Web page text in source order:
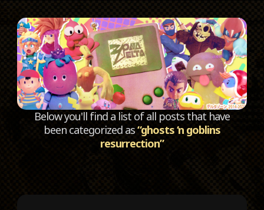
Below you'll find a list of all posts that have
been categorized as“ghosts ‘n goblins
resurrection”